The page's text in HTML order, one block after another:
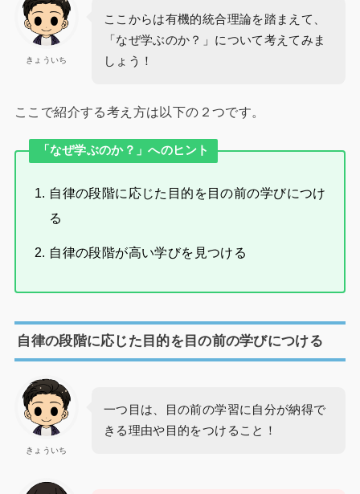
きょういち
ここからは有機的統合理論を踏まえて、
「なぜ学ぶのか？」について考えてみま
しょう！
ここで紹介する考え方は以下の２つです。
「なぜ学ぶのか？」へのヒント
自律の段階に応じた目的を目の前の学びにつけ
る
自律の段階が高い学びを見つける
自律の段階に応じた目的を目の前の学びにつける
きょういち
一つ目は、目の前の学習に自分が納得で
きる理由や目的をつけること！